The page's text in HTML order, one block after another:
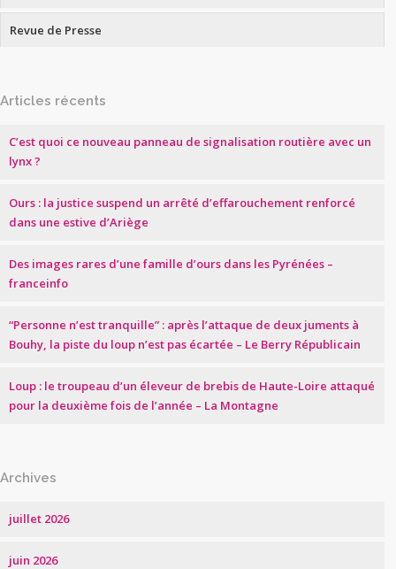
Revue de Presse
Articles récents
C’est quoi ce nouveau panneau de signalisation routière avec un
lynx ?
Ours : la justice suspend un arrêté d’effarouchement renforcé
dans une estive d’Ariège
Des images rares d’une famille d’ours dans les Pyrénées –
franceinfo
“Personne n’est tranquille” : après l’attaque de deux juments à
Bouhy, la piste du loup n’est pas écartée – Le Berry Républicain
Loup : le troupeau d’un éleveur de brebis de Haute-Loire attaqué
pour la deuxième fois de l’année – La Montagne
Archives
juillet 2026
juin 2026